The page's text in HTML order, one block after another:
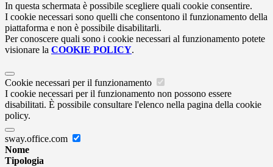
In questa schermata è possibile scegliere quali cookie consentire.
I cookie necessari sono quelli che consentono il funzionamento della
piattaforma e non è possibile disabilitarli.
Per conoscere quali sono i cookie necessari al funzionamento potete
visionare la COOKIE POLICY.
Cookie necessari per il funzionamento
I cookie necessari per il funzionamento non possono essere
disabilitati. È possibile consultare l'elenco nella pagina della cookie
policy.
sway.office.com
Nome
Tipologia